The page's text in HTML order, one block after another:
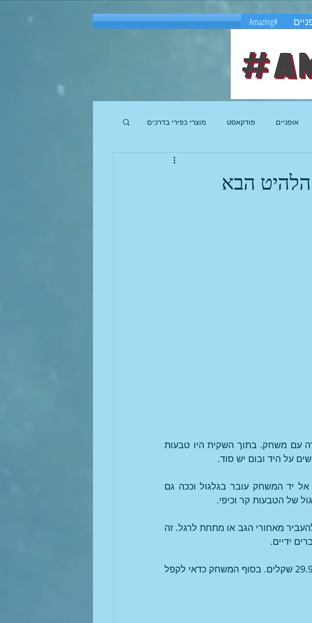
#Amazing
משחקים באקסטרים
אופניים פודקאסט מוצרי כפירי בדרכים
על היד ובום יש סוד.
של הטבעות קר וכיפי.
ידיים.